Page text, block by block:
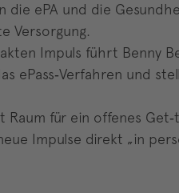
die ePA und die
Versorgung.
Impuls führt Benny
ePass‑Verfahren und
Raum für ein offenes
Impulse direkt „in